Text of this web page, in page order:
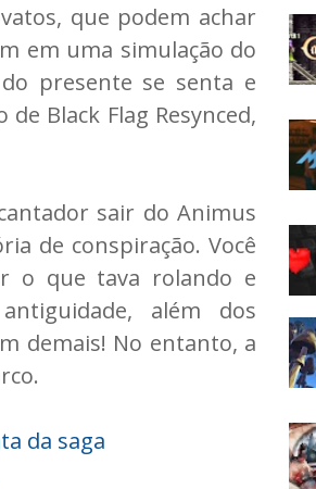
que podem achar
em uma simulação do
presente se senta e
Black Flag Resynced,
sair do Animus
de conspiração. Você
o que tava rolando e
além dos
demais! No entanto, a
da saga